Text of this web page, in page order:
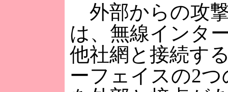
外部からの攻
は、無線インタ
他社網と接続す
ーフェイスの2